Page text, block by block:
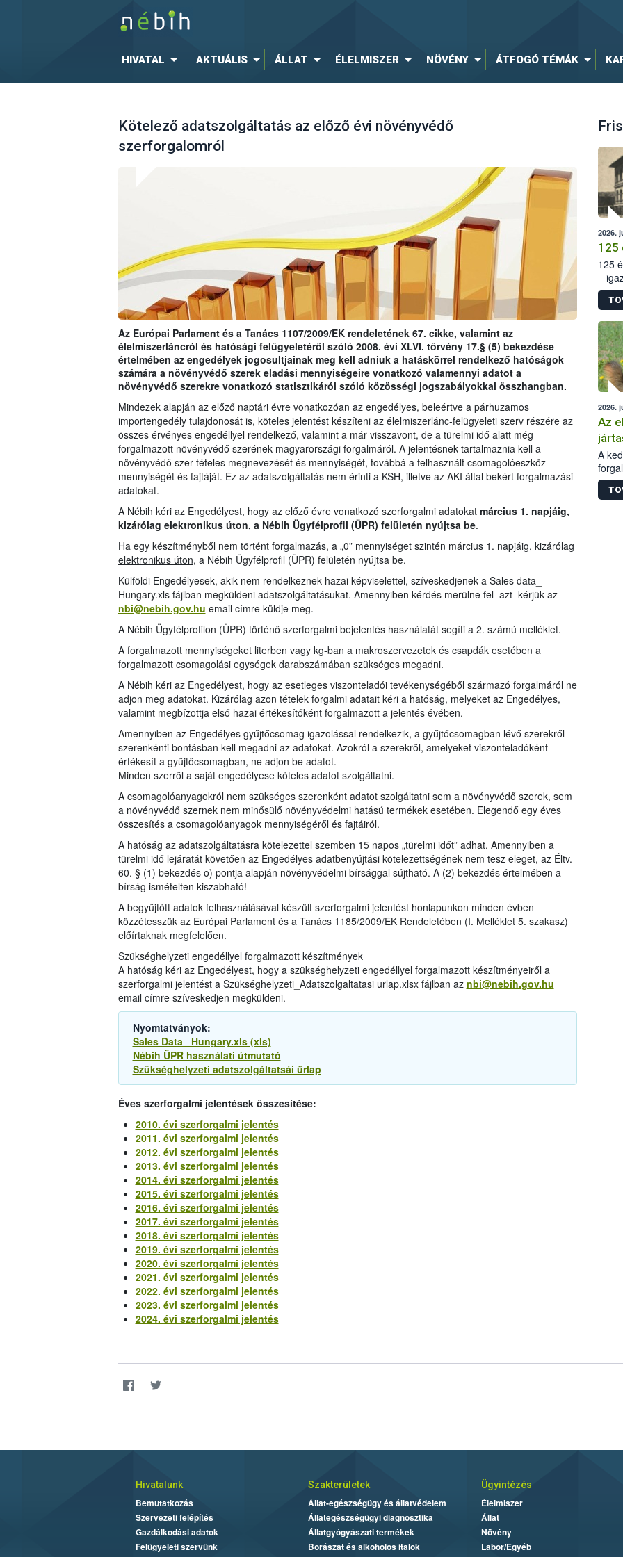
HIVATAL AKTUÁLIS ÁLLAT ÉLELMISZER NÖVÉNY ÁTFOGÓ TÉMÁK
Kötelező adatszolgáltatás az előző évi növényvédő
szerforgalomról
Az Európai Parlament és a Tanács 1107/2009/EK rendeletének 67. cikke, valamint az
élelmiszerláncról és hatósági felügyeletéről szóló 2008. évi XLVI. törvény 17.§ (5) bekezdése
értelmében az engedélyek jogosultjainak meg kell adniuk a hatáskörrel rendelkező hatóságok
számára a növényvédő szerek eladási mennyiségeire vonatkozó valamennyi adatot a
növényvédő szerekre vonatkozó statisztikáról szóló közösségi jogszabályokkal összhangban.
Mindezek alapján az előző naptári évre vonatkozóan az engedélyes, beleértve a párhuzamos
importengedély tulajdonosát is, köteles jelentést készíteni az élelmiszerlánc-felügyeleti szerv részére az
összes érvényes engedéllyel rendelkező, valamint a már visszavont, de a türelmi idő alatt még
forgalmazott növényvédő szerének magyarországi forgalmáról. A jelentésnek tartalmaznia kell a
növényvédő szer tételes megnevezését és mennyiségét, továbbá a felhasznált csomagolóeszköz
mennyiségét és fajtáját. Ez az adatszolgáltatás nem érinti a KSH, illetve az AKI által bekért forgalmazási
adatokat.
A Nébih kéri az Engedélyest, hogy az előző évre vonatkozó szerforgalmi adatokat március 1. napjáig,
kizárólag elektronikus úton, a Nébih Ügyfélprofil (ÜPR) felületén nyújtsa be.
Ha egy készítményből nem történt forgalmazás, a „0” mennyiséget szintén március 1. napjáig, kizárólag
elektronikus úton, a Nébih Ügyfélprofil (ÜPR) felületén nyújtsa be.
Külföldi Engedélyesek, akik nem rendelkeznek hazai képviselettel, szíveskedjenek a Sales data_
Hungary.xls fájlban megküldeni adatszolgáltatásukat. Amennyiben kérdés merülne fel azt kérjük az
nbi@nebih.gov.hu email címre küldje meg.
A Nébih Ügyfélprofilon (ÜPR) történő szerforgalmi bejelentés használatát segíti a 2. számú melléklet.
A forgalmazott mennyiségeket literben vagy kg-ban a makroszervezetek és csapdák esetében a
forgalmazott csomagolási egységek darabszámában szükséges megadni.
A Nébih kéri az Engedélyest, hogy az esetleges viszonteladói tevékenységéből származó forgalmáról ne
adjon meg adatokat. Kizárólag azon tételek forgalmi adatait kéri a hatóság, melyeket az Engedélyes,
valamint megbízottja első hazai értékesítőként forgalmazott a jelentés évében.
Amennyiben az Engedélyes gyűjtőcsomag igazolással rendelkezik, a gyűjtőcsomagban lévő szerekről
szerenkénti bontásban kell megadni az adatokat. Azokról a szerekről, amelyeket viszonteladóként
értékesít a gyűjtőcsomagban, ne adjon be adatot.
Minden szerről a saját engedélyese köteles adatot szolgáltatni.
A csomagolóanyagokról nem szükséges szerenként adatot szolgáltatni sem a növényvédő szerek, sem
a növényvédő szernek nem minősülő növényvédelmi hatású termékek esetében. Elegendő egy éves
összesítés a csomagolóanyagok mennyiségéről és fajtáiról.
A hatóság az adatszolgáltatásra kötelezettel szemben 15 napos „türelmi időt” adhat. Amennyiben a
türelmi idő lejáratát követően az Engedélyes adatbenyújtási kötelezettségének nem tesz eleget, az Éltv.
60. § (1) bekezdés o) pontja alapján növényvédelmi bírsággal sújtható. A (2) bekezdés értelmében a
bírság ismételten kiszabható!
A begyűjtött adatok felhasználásával készült szerforgalmi jelentést honlapunkon minden évben
közzétesszük az Európai Parlament és a Tanács 1185/2009/EK Rendeletében (I. Melléklet 5. szakasz)
előírtaknak megfelelően.
Szükséghelyzeti engedéllyel forgalmazott készítmények
A hatóság kéri az Engedélyest, hogy a szükséghelyzeti engedéllyel forgalmazott készítményeiről a
szerforgalmi jelentést a Szükséghelyzeti_Adatszolgaltatasi urlap.xlsx fájlban az nbi@nebih.gov.hu
email címre szíveskedjen megküldeni.
Nyomtatványok:
Sales Data_ Hungary.xls (xls)
Nébih ÜPR használati útmutató
Szükséghelyzeti adatszolgáltatsái űrlap
Éves szerforgalmi jelentések összesítése:
2010. évi szerforgalmi jelentés
2011. évi szerforgalmi jelentés
2012. évi szerforgalmi jelentés
2013. évi szerforgalmi jelentés
2014. évi szerforgalmi jelentés
2015. évi szerforgalmi jelentés
2016. évi szerforgalmi jelentés
2017. évi szerforgalmi jelentés
2018. évi szerforgalmi jelentés
2019. évi szerforgalmi jelentés
2020. évi szerforgalmi jelentés
2021. évi szerforgalmi jelentés
2022. évi szerforgalmi jelentés
2023. évi szerforgalmi jelentés
2024. évi szerforgalmi jelentés
2026.
125
125
–
15.
2026.
Az
A
Hivatalunk
Bemutatkozás
Szervezeti felépítés
Gazdálkodási adatok
Felügyeleti szervünk
Szakterületek
Állat-egészségügy és állatvédelem
Állategészségügyi diagnosztika
Állatgyógyászati termékek
Borászat és alkoholos italok
Ügyintézés
Élelmiszer
Állat
Növény
Labor/Egyéb